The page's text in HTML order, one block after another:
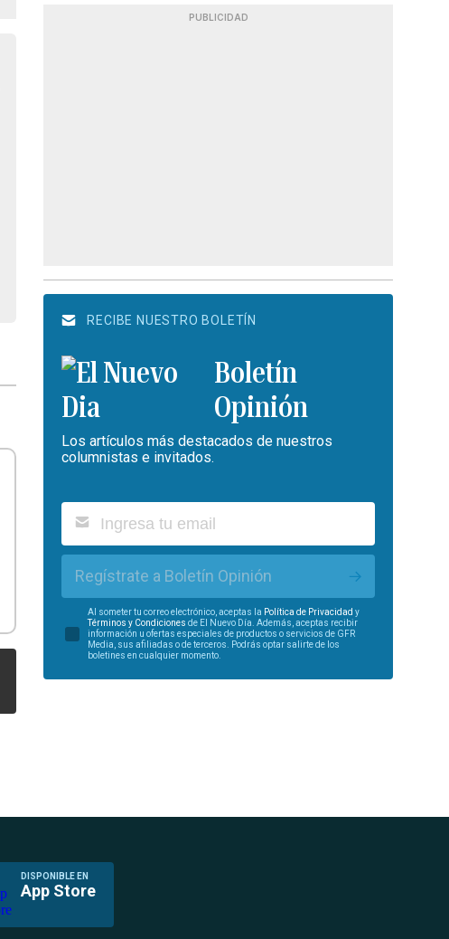
PUBLICIDAD
RECIBE NUESTRO BOLETÍN
Boletín
Opinión
Los artículos más destacados de nuestros
columnistas e invitados.
Regístrate a Boletín Opinión
Al someter tu correo electrónico, aceptas la Política de Privacidad y
Términos y Condiciones de El Nuevo Día. Además, aceptas recibir
información u ofertas especiales de productos o servicios de GFR
Media, sus afiliadas o de terceros. Podrás optar salirte de los
boletines en cualquier momento.
DISPONIBLE EN
App Store